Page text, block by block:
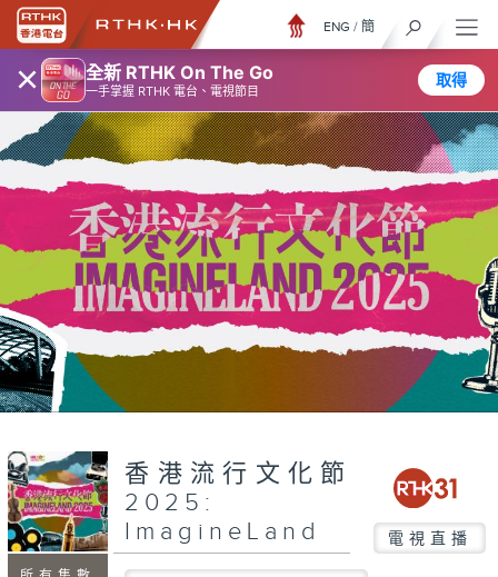
× 全新 RTHK On The Go
一手掌握 RTHK 電台、電視節目
取得
ENG / 簡
香港流行文化節
2025:
ImagineLand
電視直播